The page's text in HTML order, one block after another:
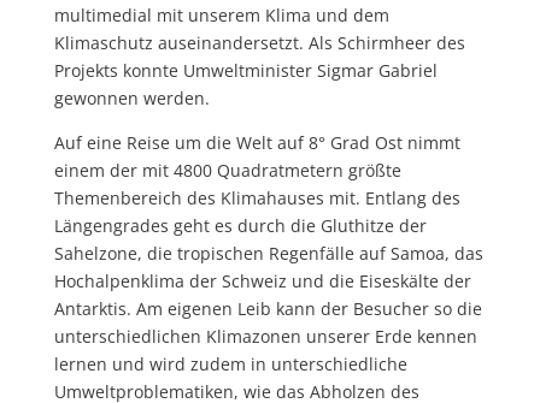
multimedial mit unserem Klima und dem
Klimaschutz auseinandersetzt. Als Schirmheer des
Projekts konnte Umweltminister Sigmar Gabriel
gewonnen werden.
Auf eine Reise um die Welt auf 8° Grad Ost nimmt
einem der mit 4800 Quadratmetern größte
Themenbereich des Klimahauses mit. Entlang des
Längengrades geht es durch die Gluthitze der
Sahelzone, die tropischen Regenfälle auf Samoa, das
Hochalpenklima der Schweiz und die Eiseskälte der
Antarktis. Am eigenen Leib kann der Besucher so die
unterschiedlichen Klimazonen unserer Erde kennen
lernen und wird zudem in unterschiedliche
Umweltproblematiken, wie das Abholzen des